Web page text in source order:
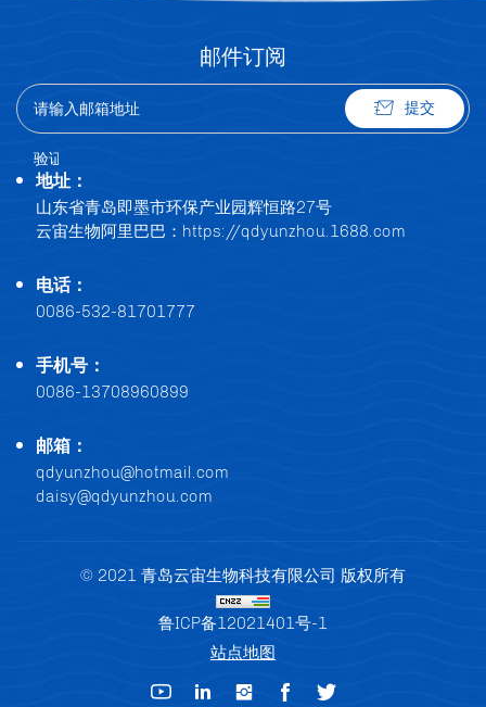
邮件订阅
提交
地址：
山东省青岛即墨市环保产业园辉恒路27号
云宙生物阿里巴巴： https://qdyunzhou.1688.com
电话：
0086-532-81701777
手机号：
0086-13708960899
邮箱：
qdyunzhou@hotmail.com
daisy@qdyunzhou.com
© 2021 青岛云宙生物科技有限公司 版权所有
鲁ICP备12021401号-1
站点地图